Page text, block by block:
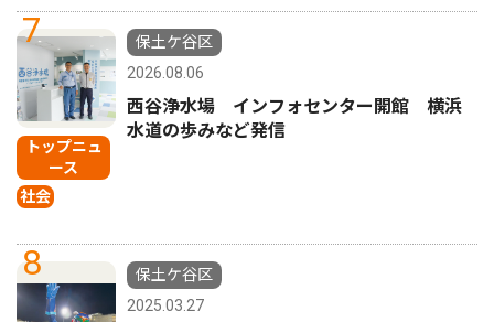
7
トップニュ
ース
社会
保土ケ谷区
2026.08.06
西谷浄水場 インフォセンター開館 横浜
水道の歩みなど発信
8
保土ケ谷区
2025.03.27